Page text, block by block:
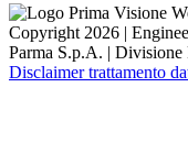
Copyright 2026 |
Parma S.p.A. |
Disclaimer trattamento